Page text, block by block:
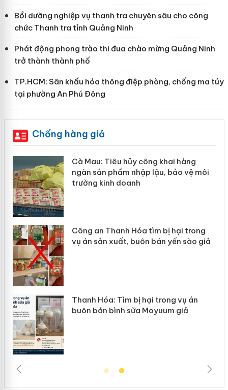
Bồi dưỡng nghiệp vụ thanh tra chuyên sâu cho công
chức Thanh tra tỉnh Quảng Ninh
Phát động phong trào thi đua chào mừng Quảng Ninh
trở thành thành phố
TP.HCM: Sân khấu hóa thông điệp phòng, chống ma túy
tại phường An Phú Đông
Chống hàng giả
Cà Mau: Tiêu hủy công khai hàng
ngàn sản phẩm nhập lậu, bảo vệ môi
trường kinh doanh
Công an Thanh Hóa tìm bị hại trong
vụ án sản xuất, buôn bán yến sào giả
Thanh Hóa: Tìm bị hại trong vụ án
buôn bán bình sữa Moyuum giả